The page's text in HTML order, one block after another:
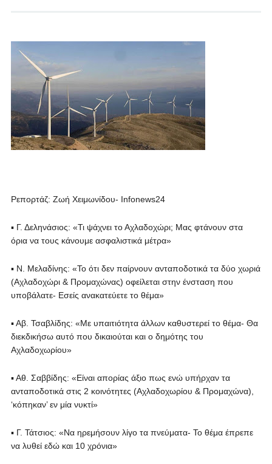
Ρεπορτάζ: Ζωή Χειμωνίδου- Infonews24
▪ Γ. Δεληνάσιος: «Τι ψάχνει το Αχλαδοχώρι; Μας φτάνουν στα
όρια να τους κάνουμε ασφαλιστικά μέτρα»
▪ Ν. Μελαδίνης: «Το ότι δεν παίρνουν ανταποδοτικά τα δύο χωριά
(Αχλαδοχώρι & Προμαχώνας) οφείλεται στην ένσταση που
υποβάλατε- Εσείς ανακατεύετε το θέμα»
▪ Αβ. Τσαβλίδης: «Με υπαιτιότητα άλλων καθυστερεί το θέμα- Θα
διεκδικήσω αυτό που δικαιούται και ο δημότης του
Αχλαδοχωρίου»
▪ Αθ. Σαββίδης: «Είναι απορίας άξιο πως ενώ υπήρχαν τα
ανταποδοτικά στις 2 κοινότητες (Αχλαδοχωρίου & Προμαχώνα),
‘κόπηκαν’ εν μία νυκτί»
▪ Γ. Τάτσιος: «Να ηρεμήσουν λίγο τα πνεύματα- Το θέμα έπρεπε
να λυθεί εδώ και 10 χρόνια»